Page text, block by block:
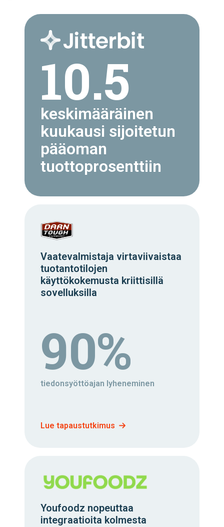
10.5
keskimääräinen
kuukausi sijoitetun
pääoman
tuottoprosenttiin
Vaatevalmistaja virtaviivaistaa
tuotantotilojen
käyttökokemusta kriittisillä
sovelluksilla
90%
tiedonsyöttöajan lyheneminen
Lue tapaustutkimus
Youfoodz nopeuttaa
integraatioita kolmesta